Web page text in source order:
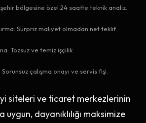
bölgesine özel 24 saatte teknik analiz.
Sürpriz maliyet olmadan net teklif.
Tozsuz ve temiz işçilik.
çalışma onayı ve servis fişi.
siteleri ve ticaret merkezlerinin
dayanıklılığı maksimize